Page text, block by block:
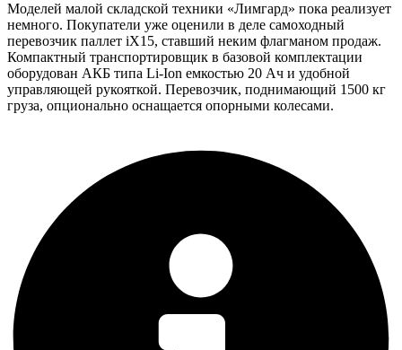
Моделей малой складской техники «Лимгард» пока реализует
немного. Покупатели уже оценили в деле самоходный
перевозчик паллет iX15, ставший неким флагманом продаж.
Компактный транспортировщик в базовой комплектации
оборудован АКБ типа Li-Ion емкостью 20 Ач и удобной
управляющей рукояткой. Перевозчик, поднимающий 1500 кг
груза, опционально оснащается опорными колесами.